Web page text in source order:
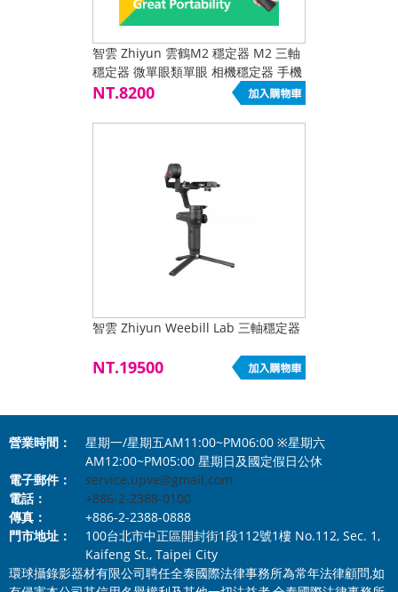
智雲 Zhiyun 雲鶴M2 穩定器 M2 三軸
穩定器 微單眼類單眼 相機穩定器 手機
NT.8200
智雲 Zhiyun Weebill Lab 三軸穩定器
NT.19500
營業時間：
星期一/星期五AM11:00~PM06:00 ※星期六
AM12:00~PM05:00 星期日及國定假日公休
電子郵件：
service.upve@gmail.com
電話：
+886-2-2388-0100
傳真：
+886-2-2388-0888
門市地址：
100台北市中正區開封街1段112號1樓 No.112, Sec. 1,
Kaifeng St., Taipei City
環球攝錄影器材有限公司聘任全泰國際法律事務所為常年法律顧問,如